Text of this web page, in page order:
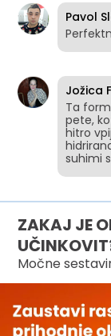
Pavol
Jožica
Ta
pete,
hitro
suhimi
ZAKAJ JE
Močne